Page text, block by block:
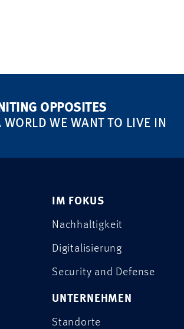
OPPOSITES
WORLD WE WANT TO LIVE IN
IM FOKUS
Nachhaltigkeit
Digitalisierung
Security and Defense
UNTERNEHMEN
Standorte